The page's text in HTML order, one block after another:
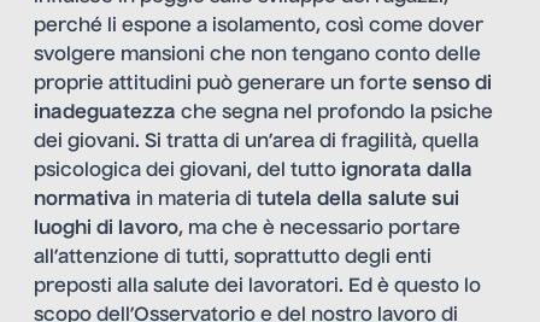
perché li espone a isolamento, così come dover
svolgere mansioni che non tengano conto delle
proprie attitudini può generare un forte senso di
inadeguatezza che segna nel profondo la psiche
dei giovani. Si tratta di un’area di fragilità, quella
psicologica dei giovani, del tutto ignorata dalla
normativa in materia di tutela della salute sui
luoghi di lavoro, ma che è necessario portare
all’attenzione di tutti, soprattutto degli enti
preposti alla salute dei lavoratori. Ed è questo lo
scopo dell’Osservatorio e del nostro lavoro di